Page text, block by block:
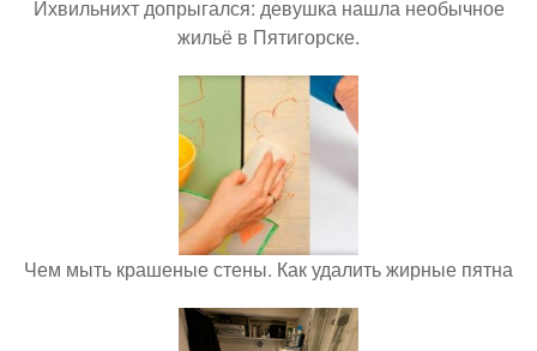
Ихвильнихт допрыгался: девушка нашла необычное
жильё в Пятигорске.
Чем мыть крашеные стены. Как удалить жирные пятна